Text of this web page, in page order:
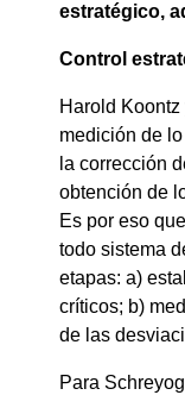
estratégico,
Control
Harold Koontz
medición de
la corrección
obtención de
Es por eso
todo sistema
etapas: a)
críticos; b)
de las
Para